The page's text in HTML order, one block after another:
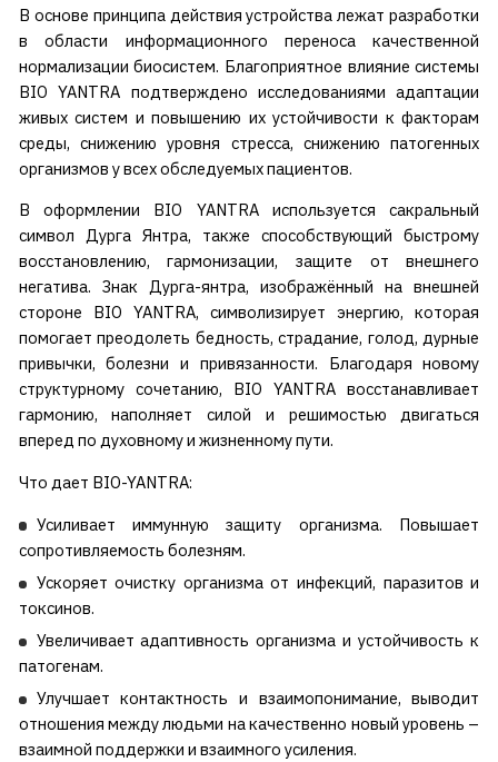
В основе принципа действия устройства лежат разработки
в области информационного переноса качественной
нормализации биосистем. Благоприятное влияние системы
BIO YANTRA подтверждено исследованиями адаптации
живых систем и повышению их устойчивости к факторам
среды, снижению уровня стресса, снижению патогенных
организмов у всех обследуемых пациентов.
В оформлении BIO YANTRA используется сакральный
символ Дурга Янтра, также способствующий быстрому
восстановлению, гармонизации, защите от внешнего
негатива. Знак Дурга-янтра, изображённый на внешней
стороне BIO YANTRA, символизирует энергию, которая
помогает преодолеть бедность, страдание, голод, дурные
привычки, болезни и привязанности. Благодаря новому
структурному сочетанию, BIO YANTRA восстанавливает
гармонию, наполняет силой и решимостью двигаться
вперед по духовному и жизненному пути.
Что дает BIO-YANTRA:
Усиливает иммунную защиту организма. Повышает
сопротивляемость болезням.
Ускоряет очистку организма от инфекций, паразитов и
токсинов.
Увеличивает адаптивность организма и устойчивость к
патогенам.
Улучшает контактность и взаимопонимание, выводит
отношения между людьми на качественно новый уровень –
взаимной поддержки и взаимного усиления.